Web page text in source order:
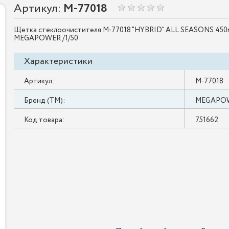
Артикул: M-77018
Щетка стеклоочистителя M-77018 "HYBRID" ALL SEASONS
MEGAPOWER /1/50
Характеристики
Артикул:
M-77018
Бренд (ТМ):
Код товара:
751662